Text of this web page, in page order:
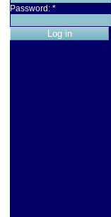
Password: *